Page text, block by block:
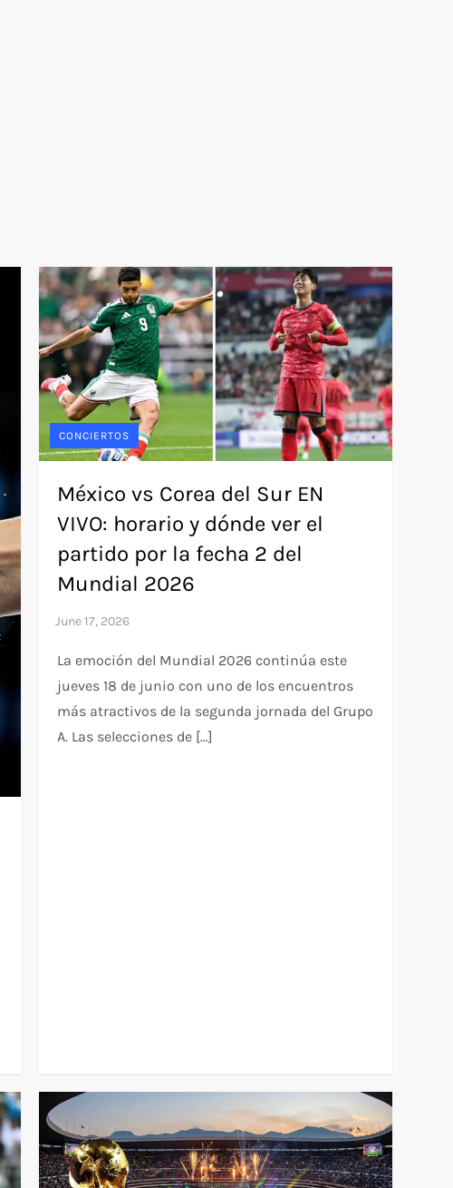
CONCIERTOS
México vs Corea del Sur EN
VIVO: horario y dónde ver el
partido por la fecha 2 del
Mundial 2026
La emoción del Mundial 2026 continúa este
jueves 18 de junio con uno de los encuentros
más atractivos de la segunda jornada del Grupo
A. Las selecciones de […]